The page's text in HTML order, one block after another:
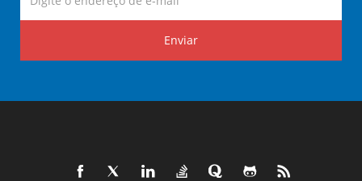
Enviar